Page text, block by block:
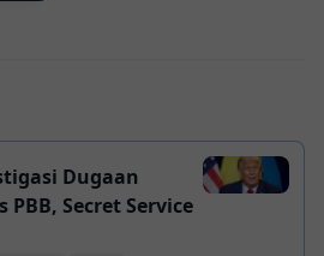
Dugaan
Secret Service